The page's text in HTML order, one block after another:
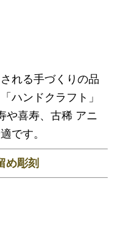
れる手づくりの品
ハンドクラフト」
や喜寿、古稀 アニ
です。
め彫刻